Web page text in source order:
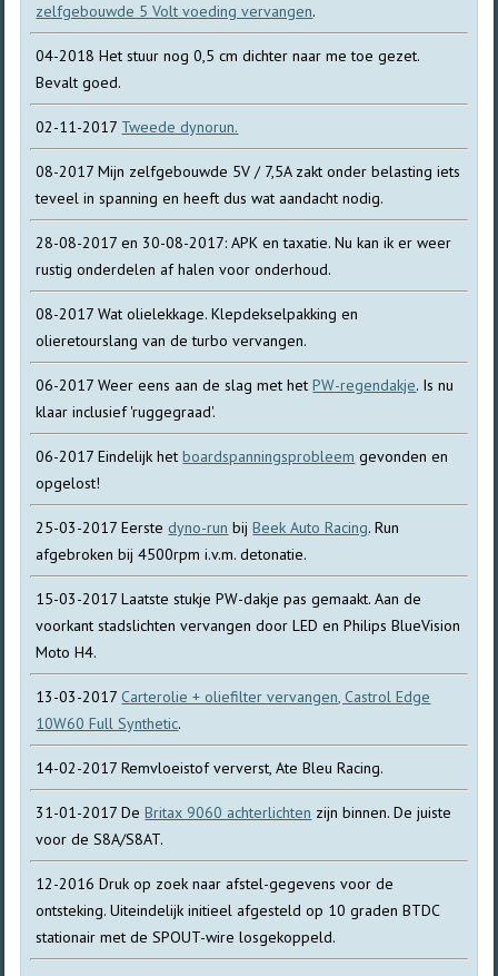
zelfgebouwde 5 Volt voeding vervangen.
04-2018 Het stuur nog 0,5 cm dichter naar me toe gezet.
Bevalt goed.
02-11-2017 Tweede dynorun.
08-2017 Mijn zelfgebouwde 5V / 7,5A zakt onder belasting iets
teveel in spanning en heeft dus wat aandacht nodig.
28-08-2017 en 30-08-2017: APK en taxatie. Nu kan ik er weer
rustig onderdelen af halen voor onderhoud.
08-2017 Wat olielekkage. Klepdekselpakking en
olieretourslang van de turbo vervangen.
06-2017 Weer eens aan de slag met hetPW-regendakje. Is nu
klaar inclusief 'ruggegraad'.
06-2017 Eindelijk hetboardspanningsprobleem gevonden en
opgelost!
25-03-2017 Eerste dyno-run bijBeek Auto Racing. Run
afgebroken bij 4500rpm i.v.m. detonatie.
15-03-2017 Laatste stukje PW-dakje pas gemaakt. Aan de
voorkant stadslichten vervangen door LED en Philips BlueVision
Moto H4.
13-03-2017 Carterolie + oliefilter vervangen, Castrol Edge
10W60 Full Synthetic.
14-02-2017 Remvloeistof ververst, Ate Bleu Racing.
31-01-2017 DeBritax 9060 achterlichten zijn binnen. De juiste
voor de S8A/S8AT.
12-2016 Druk op zoek naar afstel-gegevens voor de
ontsteking. Uiteindelijk initieel afgesteld op 10 graden BTDC
stationair met de SPOUT-wire losgekoppeld.